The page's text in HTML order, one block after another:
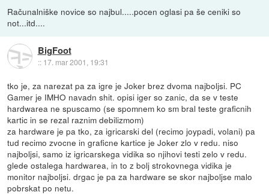
Računalniške novice so najbul.....pocen oglasi pa še ceniki so
not...itd....
BigFoot
:: 17. mar 2001, 19:31
tko je, za narezat pa za igre je Joker brez dvoma najboljsi. PC
Gamer je IMHO navadn shit. opisi iger so zanic, da se v teste
hardwarea ne spuscamo (se spomnem ko sm bral teste graficnih
kartic in se rezal raznim debilizmom)
za hardware je pa tko, za igricarski del (recimo joypadi, volani) pa
tud recimo zvocne in graficne kartice je Joker zlo v redu. niso
najboljsi, samo iz igricarskega vidika so njihovi testi zelo v redu.
glede ostalega hardwarea, in to z bolj strokovnega vidika je
monitor najboljsi. drgac je pa za hardware se skor najboljse malo
pobrskat po netu.